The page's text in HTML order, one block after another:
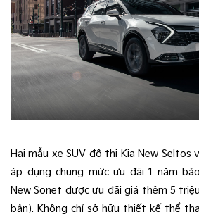
Hai mẫu xe SUV đô thị Kia New Seltos
áp dụng chung mức ưu đãi 1 năm
New Sonet được ưu đãi giá thêm 5
bản). Không chỉ sở hữu thiết kế thể